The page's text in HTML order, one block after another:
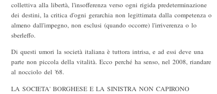
collettiva alla libertà, l'insofferenza verso ogni rigida predeterminazione
dei destini, la critica d'ogni gerarchia non legittimata dalla competenza o
almeno dall'impegno, non esclusi (quando occorre) l'irriverenza o lo
sberleffo.
Di questi umori la società italiana è tuttora intrisa, e ad essi deve una
parte non piccola della vitalità. Ecco perché ha senso, nel 2008, riandare
al nocciolo del '68.
LA SOCIETA' BORGHESE E LA SINISTRA NON CAPIRONO